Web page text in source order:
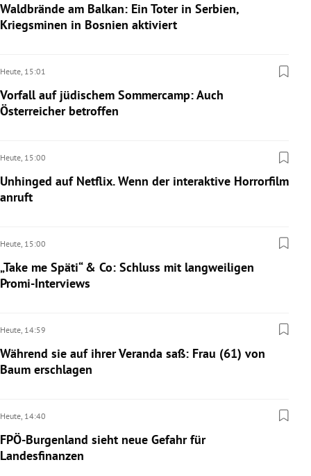
Waldbrände am Balkan: Ein Toter in Serbien,
Kriegsminen in Bosnien aktiviert
Heute, 15:01
Vorfall auf jüdischem Sommercamp: Auch
Österreicher betroffen
Heute, 15:00
Unhinged auf Netflix. Wenn der interaktive Horrorfilm
anruft
Heute, 15:00
„Take me Späti“ & Co: Schluss mit langweiligen
Promi-Interviews
Heute, 14:59
Während sie auf ihrer Veranda saß: Frau (61) von
Baum erschlagen
Heute, 14:40
FPÖ-Burgenland sieht neue Gefahr für
Landesfinanzen